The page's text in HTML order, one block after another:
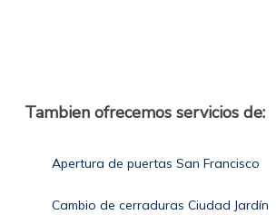
Tambien ofrecemos servicios de:
Apertura de puertas San Francisco
Cambio de cerraduras Ciudad Jardín